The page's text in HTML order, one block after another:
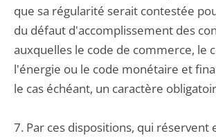
que sa régularité serait contestée
du défaut d'accomplissement des
auxquelles le code de commerce, le
l'énergie ou le code monétaire et
le cas échéant, un caractère
7. Par ces dispositions, qui réservent